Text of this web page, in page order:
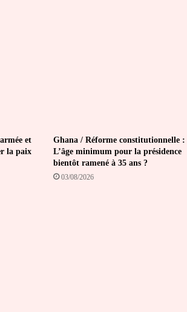
et
la paix
Ghana / Réforme constitutionnelle :
L’âge minimum pour la présidence
bientôt ramené à 35 ans ?
03/08/2026